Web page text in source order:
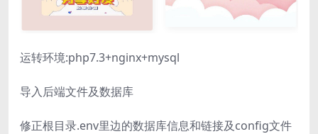
运转环境:php7.3+nginx+mysql
导入后端文件及数据库
修正根目录.env里边的数据库信息和链接及config文件